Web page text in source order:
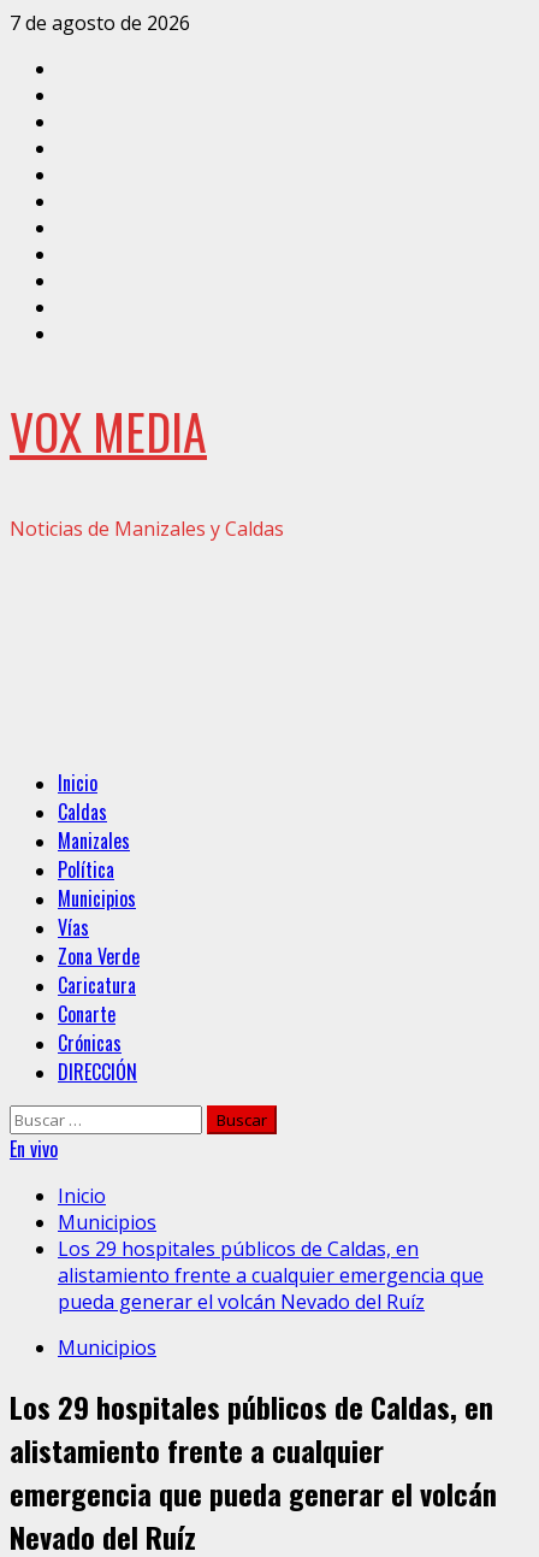
Saltar
contenido
7 de agosto de 2026
VOX MEDIA
Noticias de Manizales y Caldas
Menú
principal
Inicio
Caldas
Manizales
Política
Municipios
Vías
Zona Verde
Caricatura
Conarte
Crónicas
DIRECCIÓN
Buscar:
En vivo
Inicio
Municipios
Los 29 hospitales públicos de Caldas, en
alistamiento frente a cualquier emergencia que
pueda generar el volcán Nevado del Ruíz
Municipios
Los 29 hospitales públicos de Caldas, en
alistamiento frente a cualquier
emergencia que pueda generar el volcán
Nevado del Ruíz